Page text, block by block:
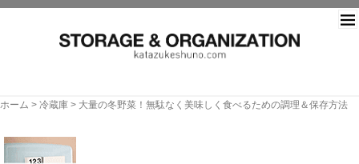
ホーム > 冷蔵庫 > 大量の冬野菜！無駄なく美味しく食べるための調理＆保存方法